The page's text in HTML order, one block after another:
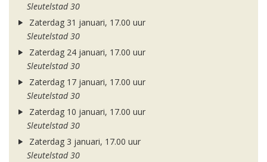
Sleutelstad 30
Zaterdag 31 januari, 17.00 uur
Sleutelstad 30
Zaterdag 24 januari, 17.00 uur
Sleutelstad 30
Zaterdag 17 januari, 17.00 uur
Sleutelstad 30
Zaterdag 10 januari, 17.00 uur
Sleutelstad 30
Zaterdag 3 januari, 17.00 uur
Sleutelstad 30